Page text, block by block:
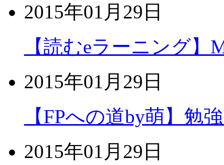
2015年01月29日
【読むeラーニング】
2015年01月29日
【FPへの道by萌】勉
2015年01月29日